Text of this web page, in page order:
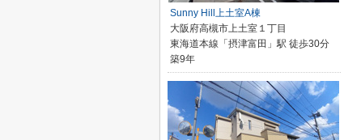
Sunny Hill上土室A棟
大阪府高槻市上土室１丁目
東海道本線「摂津富田」駅 徒歩30分
築9年